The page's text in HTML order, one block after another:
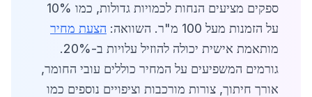
ספקים מציעים הנחות לכמויות גדולות, כמו 10%
על הזמנות מעל 100 מ"ר. השוואה:
הצעת מחיר
מותאמת אישית יכולה להוזיל עלויות ב-20%.
גורמים המשפיעים על המחיר כוללים עובי החומר,
אורך חיתוך, צורות מורכבות וציפויים נוספים כמו